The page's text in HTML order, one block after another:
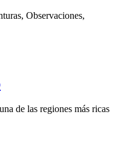
Observaciones,
de las regiones más ricas